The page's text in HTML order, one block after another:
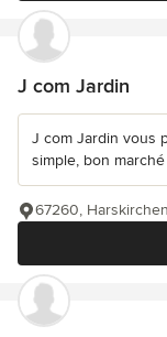
J com Jardin
J com Jardin vous
simple, bon
67260,